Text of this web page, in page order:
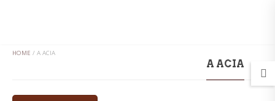
HOME / A ACIA
A ACIA